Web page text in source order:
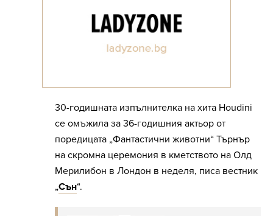
30-годишната изпълнителка на хита Houdini
се омъжила за 36-годишния актьор от
поредицата „Фантастични животни“ Търнър
на скромна церемония в кметството на Олд
Мерилибон в Лондон в неделя, писа вестник
„Сън“.